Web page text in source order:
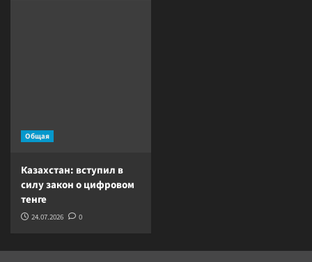
Общая
Казахстан: вступил в
силу закон о цифровом
тенге
24.07.2026 0